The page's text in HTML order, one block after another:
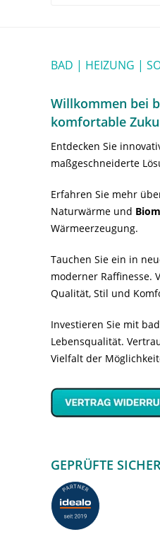
BAD | HEIZUNG |
Willkommen bei
komfortable
Entdecken Sie
maßgeschneiderte
Erfahren Sie mehr
Naturwärme und
Wärmeerzeugung.
Tauchen Sie ein in
moderner Raffinesse.
Qualität, Stil und
Investieren Sie mit
Lebensqualität.
Vielfalt der
GEPRÜFTE